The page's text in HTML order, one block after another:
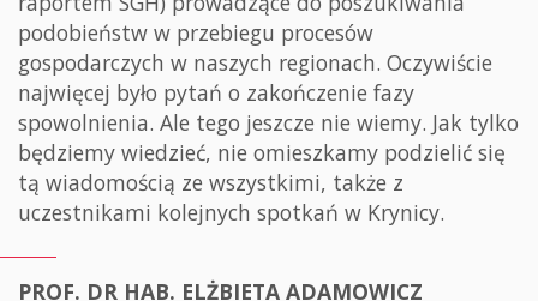
podobieństw w przebiegu procesów
gospodarczych w naszych regionach. Oczywiście
najwięcej było pytań o zakończenie fazy
spowolnienia. Ale tego jeszcze nie wiemy. Jak tylko
będziemy wiedzieć, nie omieszkamy podzielić się
tą wiadomością ze wszystkimi, także z
uczestnikami kolejnych spotkań w Krynicy.
PROF. DR HAB. ELŻBIETA ADAMOWICZ